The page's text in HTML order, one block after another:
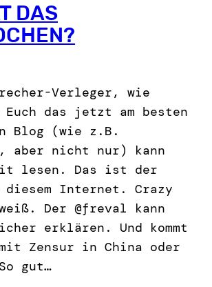
DAS
Verleger, wie
das jetzt am besten
Blog (wie z.B.
aber nicht nur) kann
lesen. Das ist der
Internet. Crazy
Der @freval kann
erklären. Und kommt
Zensur in China oder
gut…